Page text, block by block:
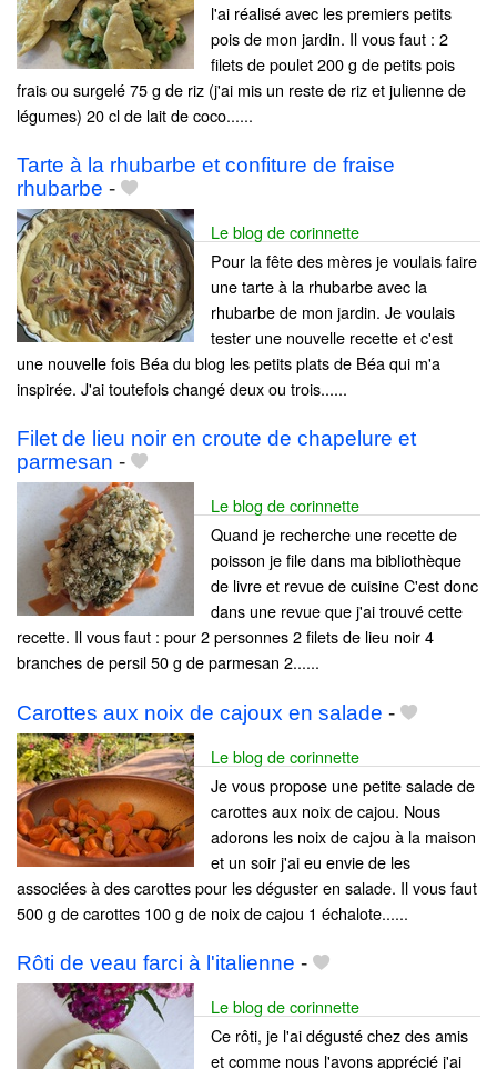
l'ai réalisé avec les premiers petits
pois de mon jardin. Il vous faut : 2
filets de poulet 200 g de petits pois
frais ou surgelé 75 g de riz (j'ai mis un reste de riz et julienne de
légumes) 20 cl de lait de coco......
Tarte à la rhubarbe et confiture de fraise
rhubarbe -
Le blog de corinnette
Pour la fête des mères je voulais faire
une tarte à la rhubarbe avec la
rhubarbe de mon jardin. Je voulais
tester une nouvelle recette et c'est
une nouvelle fois Béa du blog les petits plats de Béa qui m'a
inspirée. J'ai toutefois changé deux ou trois......
Filet de lieu noir en croute de chapelure et
parmesan -
Le blog de corinnette
Quand je recherche une recette de
poisson je file dans ma bibliothèque
de livre et revue de cuisine C'est donc
dans une revue que j'ai trouvé cette
recette. Il vous faut : pour 2 personnes 2 filets de lieu noir 4
branches de persil 50 g de parmesan 2......
Carottes aux noix de cajoux en salade -
Le blog de corinnette
Je vous propose une petite salade de
carottes aux noix de cajou. Nous
adorons les noix de cajou à la maison
et un soir j'ai eu envie de les
associées à des carottes pour les déguster en salade. Il vous faut
500 g de carottes 100 g de noix de cajou 1 échalote......
Rôti de veau farci à l'italienne -
Le blog de corinnette
Ce rôti, je l'ai dégusté chez des amis
et comme nous l'avons apprécié j'ai